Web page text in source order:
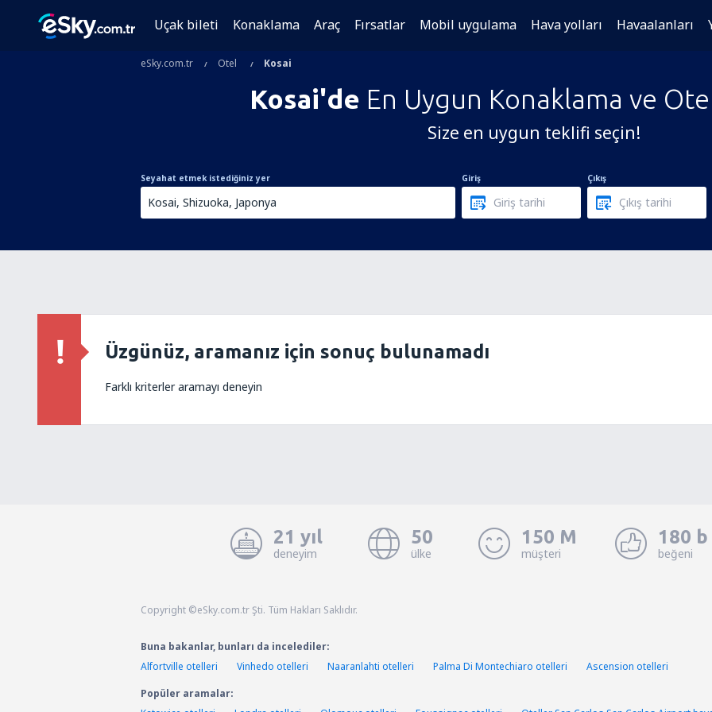
Uçak bileti Konaklama Araç Fırsatlar Mobil uygulama Hava yolları Havaalanları
eSky.com.tr Otel Kosai
Kosai'de En Uygun Konaklama ve
Size en uygun teklifi seçin!
Seyahat etmek istediğiniz yer Giriş Çıkış
Üzgünüz, aramanız için sonuç bulunamadı
Farklı kriterler aramayı deneyin
21 yıl
deneyim
50
ülke
150 M
müşteri
180 b
beğeni
Copyright ©eSky.com.tr Şti. Tüm Hakları Saklıdır.
Buna bakanlar, bunları da incelediler:
Alfortville otelleri
Vinhedo otelleri Naaranlahti otelleri Palma Di Montechiaro otelleri
Ascension otelleri
Popüler aramalar: